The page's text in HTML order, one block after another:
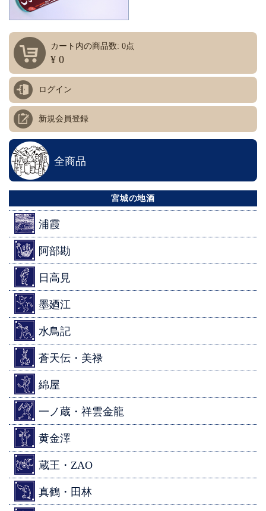
カート内の商品数: 0点
¥ 0
ログイン
新規会員登録
全商品
宮城の地酒
浦霞
阿部勘
日高見
墨廼江
水鳥記
蒼天伝・美禄
綿屋
一ノ蔵・祥雲金龍
黄金澤
蔵王・ZAO
真鶴・田林